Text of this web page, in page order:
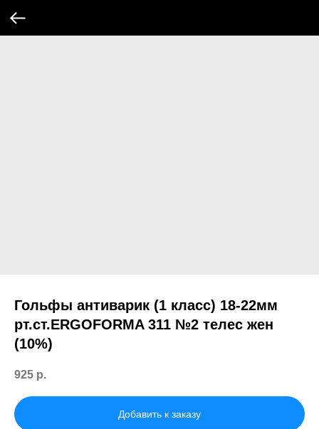
Гольфы антиварик (1 класс) 18-22мм
рт.ст.ERGOFORMA 311 №2 телес жен
(10%)
925 р.
Добавить к заказу